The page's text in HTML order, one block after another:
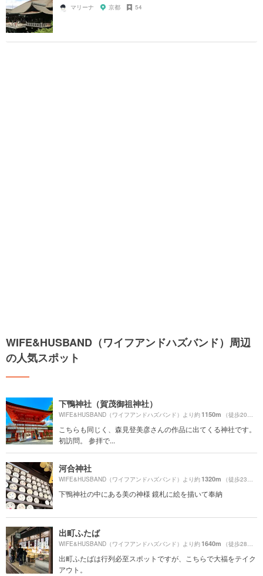
マリーナ 京都 54
WIFE&HUSBAND（ワイフアンドハズバンド）周辺
の人気スポット
下鴨神社（賀茂御祖神社）
WIFE&HUSBAND（ワイフアンドハズバンド）より約1150m （徒歩20分）
こちらも同じく、森見登美彦さんの作品に出てくる神社です。
初訪問。 参拝で...
河合神社
WIFE&HUSBAND（ワイフアンドハズバンド）より約1320m （徒歩23分）
下鴨神社の中にある美の神様 鏡札に絵を描いて奉納
出町ふたば
WIFE&HUSBAND（ワイフアンドハズバンド）より約1640m （徒歩28分）
出町ふたばは行列必至スポットですが、こちらで大福をテイク
アウト。